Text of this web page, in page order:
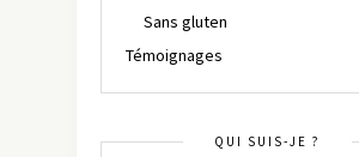
Sans gluten
Témoignages
QUI SUIS-JE ?